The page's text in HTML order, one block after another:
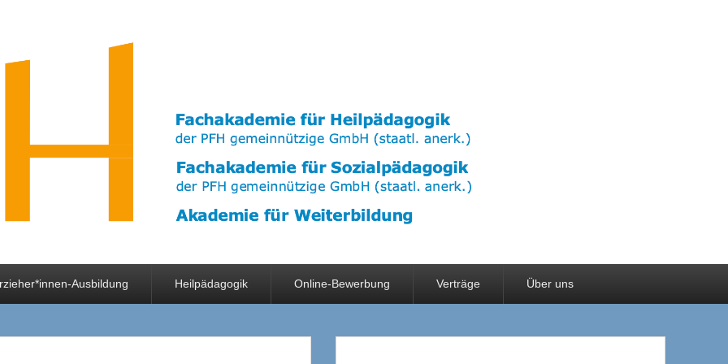
Ausbildung Heilpädagogik Online-Bewerbung Verträge Über uns